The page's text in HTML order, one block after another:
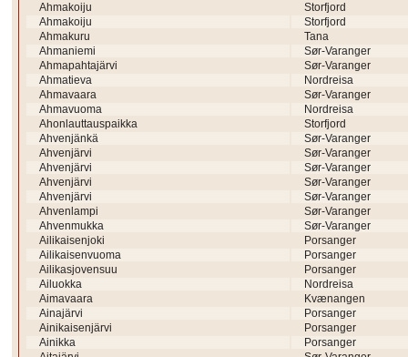
Ahmakoiju
Storfjord
Ahmakoiju
Storfjord
Ahmakuru
Tana
Ahmaniemi
Sør-Varanger
Ahmapahtajärvi
Sør-Varanger
Ahmatieva
Nordreisa
Ahmavaara
Sør-Varanger
Ahmavuoma
Nordreisa
Ahonlauttauspaikka
Storfjord
Ahvenjänkä
Sør-Varanger
Ahvenjärvi
Sør-Varanger
Ahvenjärvi
Sør-Varanger
Ahvenjärvi
Sør-Varanger
Ahvenjärvi
Sør-Varanger
Ahvenlampi
Sør-Varanger
Ahvenmukka
Sør-Varanger
Ailikaisenjoki
Porsanger
Ailikaisenvuoma
Porsanger
Ailikasjovensuu
Porsanger
Ailuokka
Nordreisa
Aimavaara
Kvænangen
Ainajärvi
Porsanger
Ainikaisenjärvi
Porsanger
Ainikka
Porsanger